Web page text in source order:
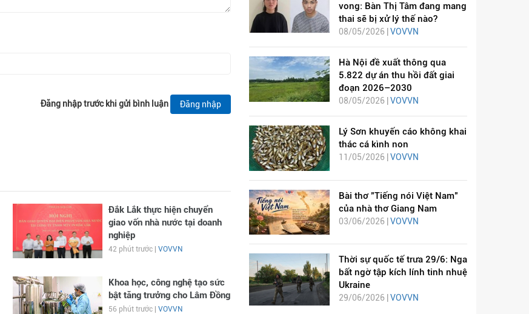
Đăng nhập trước khi gửi bình luận Đăng nhập
Đắk Lắk thực hiện chuyển
giao vốn nhà nước tại doanh
nghiệp
42 phút trước | VOVVN
Khoa học, công nghệ tạo sức
bật tăng trưởng cho Lâm Đồng
56 phút trước | VOVVN
vong: Bàn Thị Tâm đang mang
thai sẽ bị xử lý thế nào?
08/05/2026 | VOVVN
Hà Nội đề xuất thông qua
5.822 dự án thu hồi đất giai
đoạn 2026–2030
08/05/2026 | VOVVN
Lý Sơn khuyến cáo không khai
thác cá kình non
11/05/2026 | VOVVN
Bài thơ "Tiếng nói Việt Nam"
của nhà thơ Giang Nam
03/06/2026 |VOVVN
Thời sự quốc tế trưa 29/6: Nga
bất ngờ tập kích lính tinh nhuệ
Ukraine
29/06/2026 | VOVVN